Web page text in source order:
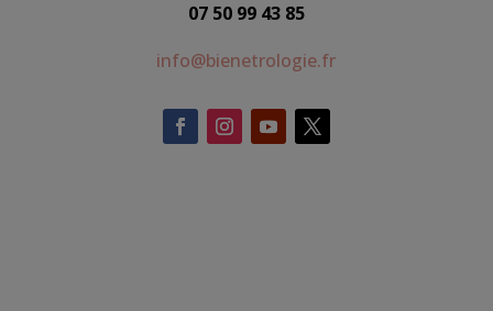
07 50 99 43 85
info@bienetrologie.fr